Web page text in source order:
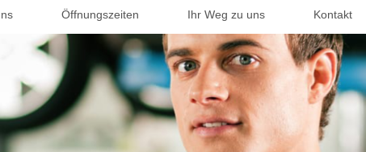
Öffnungszeiten Ihr Weg zu uns Kontakt